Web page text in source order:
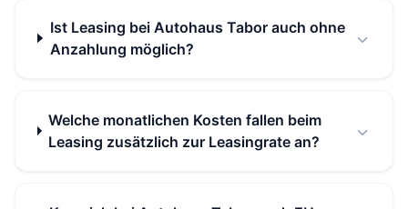
Ist Leasing bei Autohaus Tabor auch ohne
Anzahlung möglich?
Welche monatlichen Kosten fallen beim
Leasing zusätzlich zur Leasingrate an?